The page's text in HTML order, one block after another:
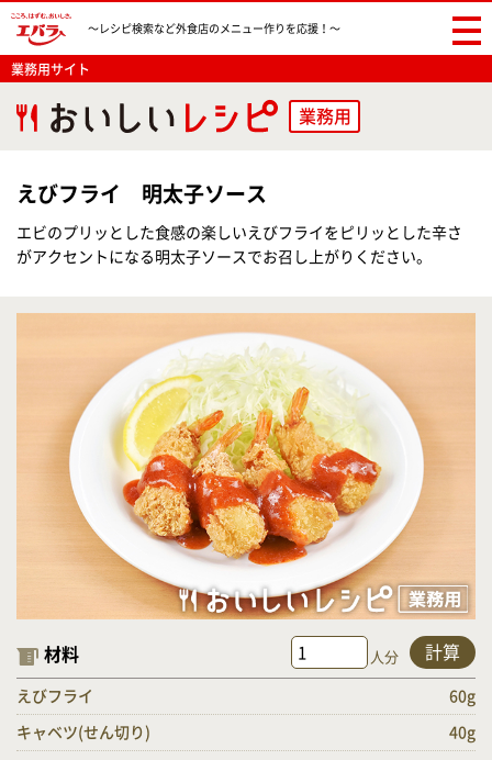
〜レシピ検索など外食店のメニュー作りを応援！〜
業務用サイト
業務用
えびフライ 明太子ソース
エビのプリッとした食感の楽しいえびフライをピリッとした辛さ
がアクセントになる明太子ソースでお召し上がりください。
材料 人分 計算
えびフライ 60g
キャベツ(せん切り) 40g